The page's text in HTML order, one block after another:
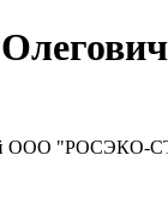
ООО "РОСЭКО-